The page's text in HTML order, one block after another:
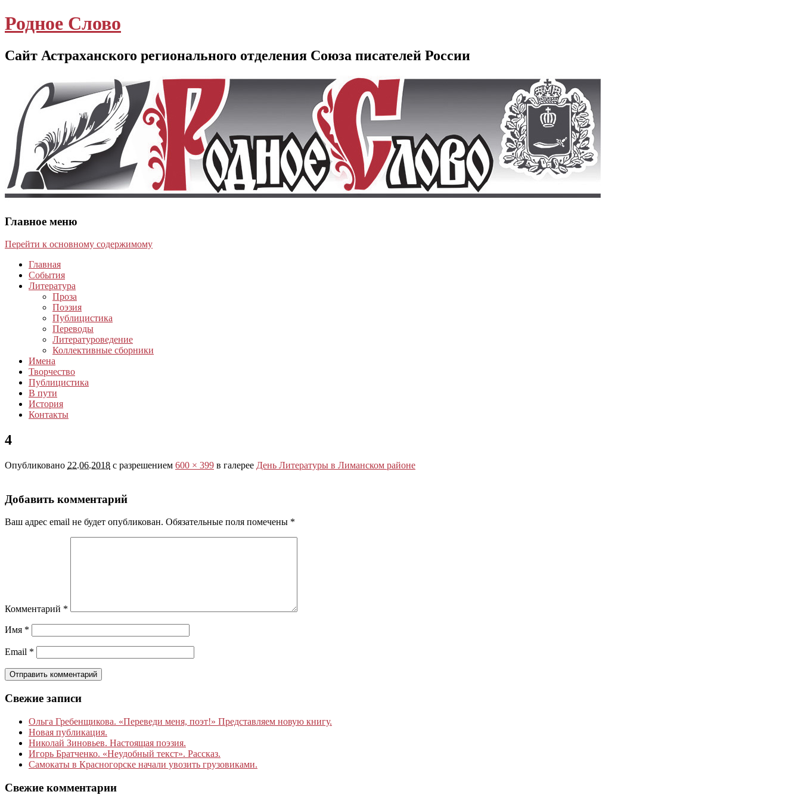
Родное Слово
Сайт Астраханского регионального отделения Союза писателей России
Главное меню
Перейти к основному содержимому
Главная
События
Литература
Проза
Поэзия
Публицистика
Переводы
Литературоведение
Коллективные сборники
Имена
Творчество
Публицистика
В пути
История
Контакты
4
Опубликовано 22.06.2018 с разрешением 600 × 399 в галерее День Литературы в Лиманском районе
Добавить комментарий
Ваш адрес email не будет опубликован. Обязательные поля помечены *
Комментарий *
Имя *
Email *
Свежие записи
Ольга Гребенщикова. «Переведи меня, поэт!» Представляем новую книгу.
Новая публикация.
Николай Зиновьев. Настоящая поэзия.
Игорь Братченко. «Неудобный текст». Рассказ.
Самокаты в Красногорске начали увозить грузовиками.
Свежие комментарии